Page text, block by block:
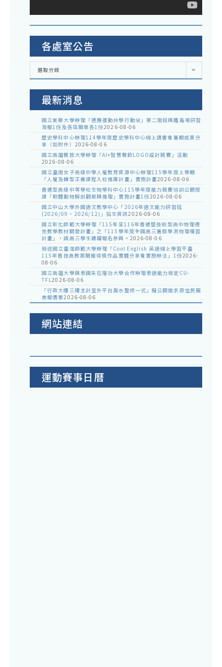
各處室公告
各
室
選取分類
最新消息
國立東華大學辦理「適應運動共學行動站」第二階段與離島場研習
海報1份及各區簡章各1份2026-08-06
歷史學科中心辦理114學年度歷史學科中心線上讀書會暑期成果分
享（如附件） 2026-08-06
國立高雄餐旅大學辦理「AI+智慧餐飲LOGO設計競賽」活動
2026-08-06
國立臺南女子高級中學人權教育資源中心辦理115學年度上學期
「人權及轉型正義課程入校推廣計畫」實施計畫2026-08-06
普通型高級中等學校生物學科中心115學年度能力競賽培訓公開授
課「軟體動物解剖觀察與推理」實施計畫1份2026-08-06
國立中山大學外國語文教學中心「2026年語文能力研習班
(2026/09 ~ 2026/12)」招生資訊2026-08-06
國立彰化師範大學辦理「115年至116年普通暨技術型高中物理適
性教學教材開發計畫」之「115學年度全國高三暑假學測物理複習
計畫」，請高三學生踴躍報名參與。 2026-08-06
檢送國立臺灣師範大學辦理「Cool English 英語線上學習平臺
115年普技高教案簡報得獎作品實體分享會實施辦法」1份2026-
08-06
國立高雄大學與泰國朱拉隆功大學合作辦理泰語能力檢定CU-
TFL2026-08-06
「行政大樓三樓主計室外平台漏水整修一式」擬公開徵求原住民廠
商報價單2026-08-06
網站連結
運動賽事日曆